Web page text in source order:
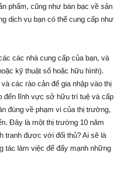
phẩm, cũng như bàn bạc về sản
dịch vụ bạn có thể cung cấp như
các nhà cung cấp của bạn, và
kỹ thuật số hoặc hữu hình).
các rào cản để gia nhập vào thị
đến lĩnh vực sở hữu trí tuệ và cấp
đúng về phạm vi của thị trường,
Đây là một thị trường 10 năm
tranh được với đối thủ? Ai sẽ là
tác làm việc để đẩy mạnh những